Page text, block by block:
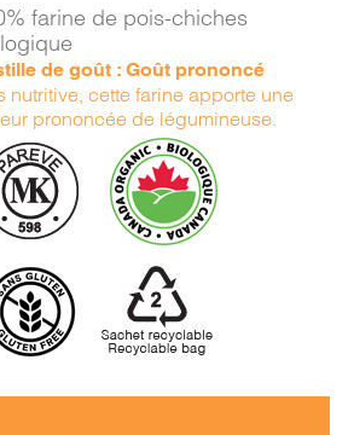
farine de pois-chiches
de goût : Goût prononcé
nutritive, cette farine apporte une
prononcée de légumineuse.